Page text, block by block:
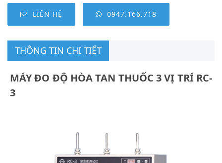
LIÊN HỆ 0947.166.718
THÔNG TIN CHI TIẾT
MÁY ĐO ĐỘ HÒA TAN THUỐC 3 VỊ TRÍ RC-
3